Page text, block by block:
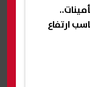
الـ 15% لا تناسب ارتفاع